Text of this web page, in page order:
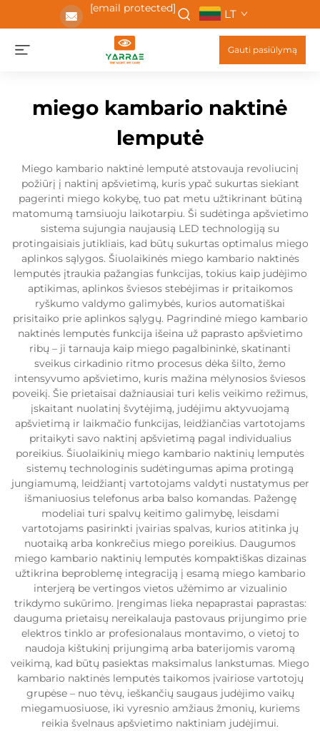
[email protected] LT
Gauti pasiūlymą
miego kambario naktinė
lemputė
Miego kambario naktinė lemputė atstovauja revoliucinį
požiūrį į naktinį apšvietimą, kuris ypač sukurtas siekiant
pagerinti miego kokybę, tuo pat metu užtikrinant būtiną
matomumą tamsiuoju laikotarpiu. Ši sudėtinga apšvietimo
sistema sujungia naujausią LED technologiją su
protingaisiais jutikliais, kad būtų sukurtas optimalus miego
aplinkos sąlygos. Šiuolaikinės miego kambario naktinės
lemputės įtraukia pažangias funkcijas, tokius kaip judėjimo
aptikimas, aplinkos šviesos stebėjimas ir pritaikomos
ryškumo valdymo galimybės, kurios automatiškai
prisitaiko prie aplinkos sąlygų. Pagrindinė miego kambario
naktinės lemputės funkcija išeina už paprasto apšvietimo
ribų – ji tarnauja kaip miego pagalbininkė, skatinanti
sveikus cirkadinio ritmo procesus dėka šilto, žemo
intensyvumo apšvietimo, kuris mažina mėlynosios šviesos
poveikį. Šie prietaisai dažniausiai turi kelis veikimo režimus,
įskaitant nuolatinį švytėjimą, judėjimu aktyvuojamą
apšvietimą ir laikmačio funkcijas, leidžiančias vartotojams
pritaikyti savo naktinį apšvietimą pagal individualius
poreikius. Šiuolaikinių miego kambario naktinių lemputės
sistemų technologinis sudėtingumas apima protingą
jungiamumą, leidžiantį vartotojams valdyti nustatymus per
išmaniuosius telefonus arba balso komandas. Pažengę
modeliai turi spalvų keitimo galimybę, leisdami
vartotojams pasirinkti įvairias spalvas, kurios atitinka jų
nuotaiką arba konkrečius miego poreikius. Daugumos
miego kambario naktinių lemputės kompaktiškas dizainas
užtikrina beproblemę integraciją į esamą miego kambario
interjerą be vertingos vietos užėmimo ar vizualinio
trikdymo sukūrimo. Įrengimas lieka nepaprastai paprastas:
dauguma prietaisų nereikalauja pastovaus prijungimo prie
elektros tinklo ar profesionalaus montavimo, o vietoj to
naudoja kištukinį prijungimą arba baterijomis varomą
veikimą, kad būtų pasiektas maksimalus lankstumas. Miego
kambario naktinės lemputės taikomos įvairiose vartotojų
grupėse – nuo tėvų, ieškančių saugaus judėjimo vaikų
miegamuosiuose, iki vyresnio amžiaus žmonių, kuriems
reikia švelnaus apšvietimo naktiniam judėjimui.